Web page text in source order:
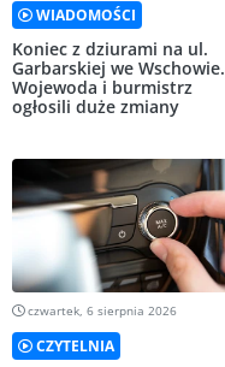
WIADOMOŚCI
Koniec z dziurami na ul.
Garbarskiej we Wschowie.
Wojewoda i burmistrz
ogłosili duże zmiany
czwartek, 6 sierpnia 2026
CZYTELNIA